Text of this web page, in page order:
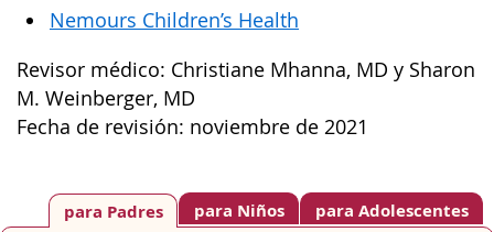
Nemours Children’s Health
Revisor médico: Christiane Mhanna, MD y Sharon
M. Weinberger, MD
Fecha de revisión: noviembre de 2021
para Adolescentes
para Niños
para Padres